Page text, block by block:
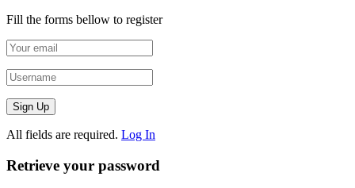
Fill the forms bellow to register
All fields are required. Log In
Retrieve your password